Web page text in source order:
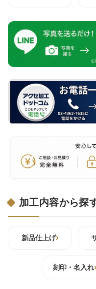
加工内容から探
新品仕上げ›
刻印・名入れ›